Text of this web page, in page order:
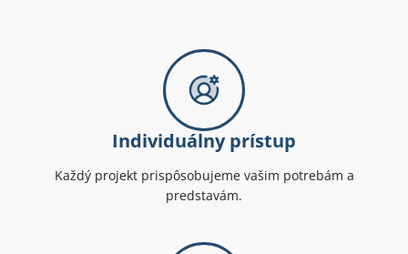
Individuálny prístup
Každý projekt prispôsobujeme vašim potrebám a
predstavám.